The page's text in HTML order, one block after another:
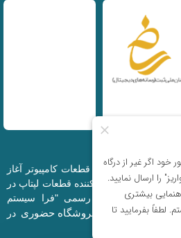
کامپیوتر افق، فعالیت خود را از سال 1377 در زمینه قطعات کامپیوتر آغاز
وارد کننده و توزیع کننده قطعات لپتاپ در
که با نام رسمی "فرا سیستم
اینترنتی و
فروشگاه حضوری در
مظفر" میباشد.